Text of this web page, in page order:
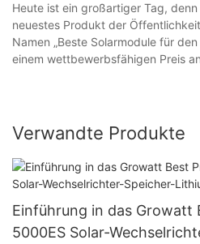
Heute ist ein großartiger Tag,
neuestes Produkt der
Namen „Beste Solarmodule für
einem wettbewerbsfähigen Preis
Verwandte Produkte
Einführung in das Growatt
5000ES Solar-